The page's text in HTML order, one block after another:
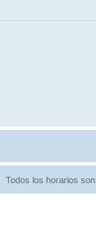
Todos los horarios son